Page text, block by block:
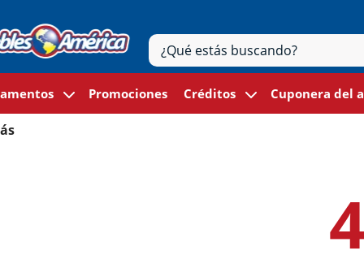
Promociones Créditos Cuponera del